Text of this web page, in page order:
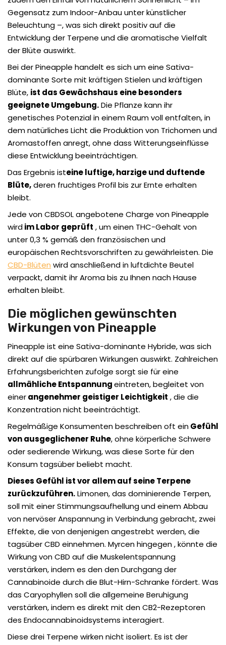
Gegensatz zum Indoor-Anbau unter künstlicher
Beleuchtung –, was sich direkt positiv auf die
Entwicklung der Terpene und die aromatische Vielfalt
der Blüte auswirkt.
Bei der Pineapple handelt es sich um eine Sativa-
dominante Sorte mit kräftigen Stielen undkräftigen
Blüte, ist das Gewächshaus eine besonders
geeignete Umgebung.Die Pflanze kann ihr
genetisches Potenzial in einem Raum voll entfalten, in
dem natürliches Licht die Produktion von Trichomen und
Aromastoffen anregt, ohne dass Witterungseinflüsse
diese Entwicklung beeinträchtigen.
Das Ergebnis isteine luftige, harzige und duftende
Blüte,deren fruchtiges Profil bis zur Ernte erhalten
bleibt.
Jede von CBDSOL angebotene Charge von Pineapple
wirdim Labor geprüft , um einen THC-Gehalt von
unter 0,3 % gemäß den französischen und
europäischen Rechtsvorschriften zu gewährleisten. Die
CBD-Blüten wird anschließend in luftdichte Beutel
verpackt, damit ihr Aroma bis zu Ihnen nach Hause
erhalten bleibt.
Die möglichen gewünschten
Wirkungen von Pineapple
Pineapple ist eine Sativa-dominante Hybride, was sich
direkt auf die spürbaren Wirkungen auswirkt. Zahlreichen
Erfahrungsberichten zufolge sorgt sie für eine
allmähliche Entspannungeintreten, begleitet von
einerangenehmer geistiger Leichtigkeit , die die
Konzentration nicht beeinträchtigt.
Regelmäßige Konsumenten beschreiben oft einGefühl
von ausgeglichener Ruhe, ohne körperliche Schwere
oder sedierende Wirkung, was diese Sorte für den
Konsum tagsüber beliebt macht.
Dieses Gefühl ist vor allem auf seine Terpene
zurückzuführen.Limonen, das dominierende Terpen,
sollmit einer Stimmungsaufhellung und einem Abbau
von nervöser Anspannung in Verbindung gebracht, zwei
Effekte, die von denjenigen angestrebt werden, die
tagsüber CBD einnehmen. Myrcen hingegen, könnte die
Wirkung von CBD auf die Muskelentspannung
verstärken, indem es denden Durchgang der
Cannabinoide durch die Blut-Hirn-Schranke fördert. Was
das Caryophyllen soll die allgemeine Beruhigung
verstärken, indem es direkt mit den CB2-Rezeptoren
des Endocannabinoidsystems interagiert.
Diese drei Terpene wirken nicht isoliert. Es ist der